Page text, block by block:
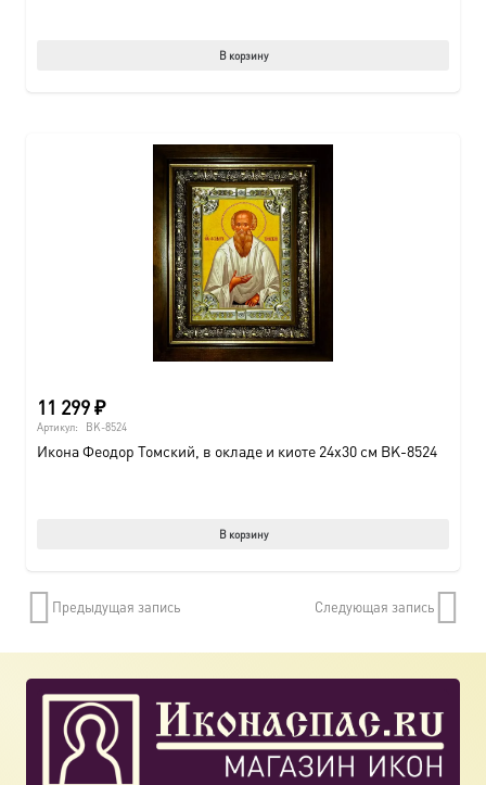
В корзину
11 299₽
Артикул: BK-8524
Икона Феодор Томский, в окладе и киоте 24х30 см BK-8524
В корзину
Предыдущая запись Следующая запись